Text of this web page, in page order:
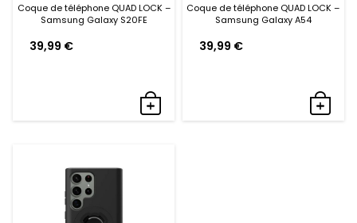
Coque de téléphone QUAD LOCK –
Samsung Galaxy S20FE
39,99 €
Coque de téléphone QUAD LOCK –
Samsung Galaxy A54
39,99 €